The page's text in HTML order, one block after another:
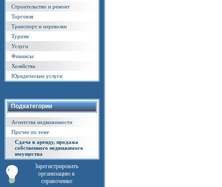
Строительство и ремонт
Торговля
Транспорт и перевозки
Туризм
Услуги
Финансы
Хозяйства
Юридические услуги
Подкатегории
Агентства недвижимости
Прочее по теме
Сдача в аренду, продажа
собственного недвижимого
имущества
Зарегистрировать
организацию в
справочнике